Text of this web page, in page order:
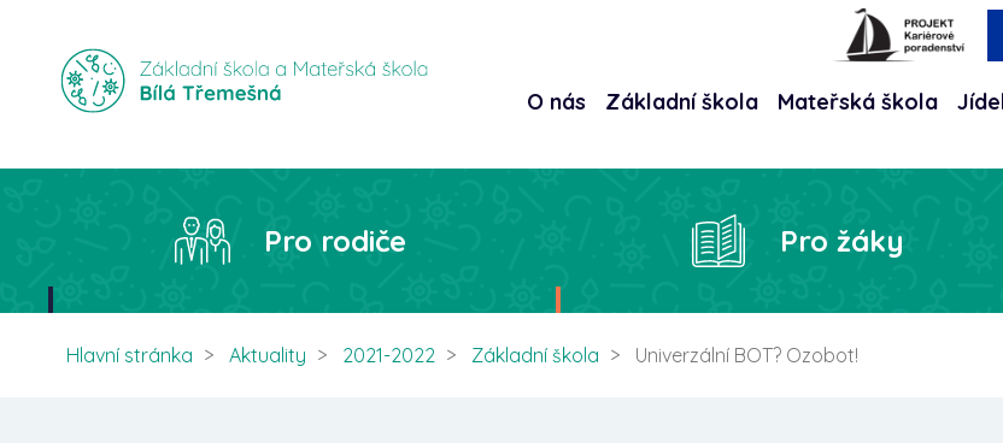
O nás Základní škola Mateřská škola
Pro rodiče Pro žáky
Hlavní stránka Aktuality 2021-2022 Základní škola Univerzální BOT? Ozobot!